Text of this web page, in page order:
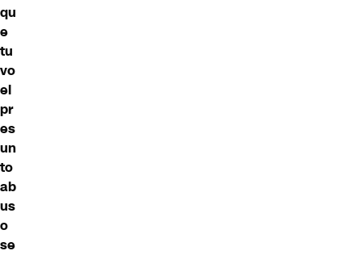
qu
e
tu
vo
el
pr
es
un
to
ab
us
o
se